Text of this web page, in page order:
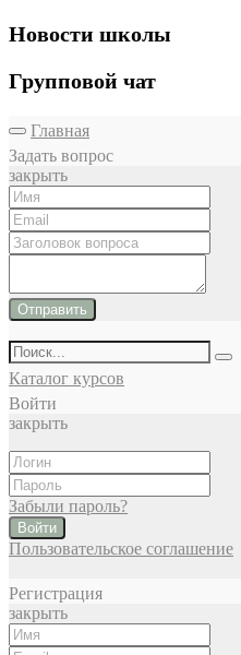
Новости школы
Групповой чат
Главная
Задать вопрос
закрыть
Отправить
Каталог курсов
Войти
закрыть
Забыли пароль?
Войти
Пользовательское соглашение
Регистрация
закрыть